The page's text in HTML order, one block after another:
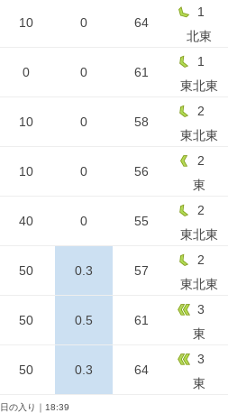
10 0 64
1
北東
0 0 61
1
東北東
10 0 58
2
東北東
10 0 56
2
東
40 0 55
2
東北東
50 0.3 57
2
東北東
50 0.5 61
3
東
50 0.3 64
3
東
日の入り｜18:39